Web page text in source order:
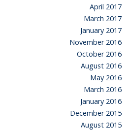
April 2017
March 2017
January 2017
November 2016
October 2016
August 2016
May 2016
March 2016
January 2016
December 2015
August 2015